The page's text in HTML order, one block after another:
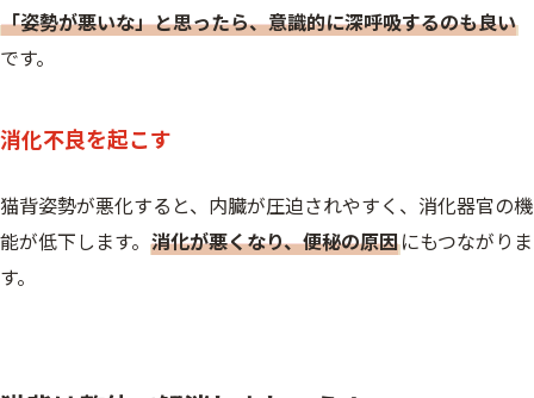
「姿勢が悪いな」と思ったら、意識的に深呼吸するのも良い
です。
消化不良を起こす
猫背姿勢が悪化すると、内臓が圧迫されやすく、消化器官の機
能が低下します。 消化が悪くなり、便秘の原因にもつながりま
す。